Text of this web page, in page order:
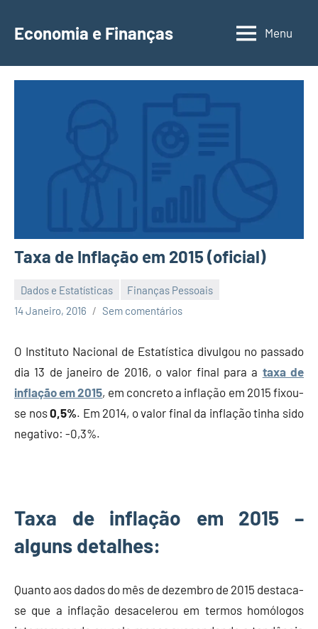
para
conteúdo
Economia e Finanças
Depósitos
Menu
Taxa de Inflação em 2015 (oficial)
Dados e Estatísticas
Finanças Pessoais
14 Janeiro, 2016
Economia
Finanças
Sem comentários
O Instituto Nacional de Estatística divulgou no passado
dia 13 de janeiro de 2016, o valor final para a taxa de
inflação em 2015, em concreto a inflação em 2015 fixou-
se nos0,5%. Em 2014, o valor final da inflação tinha sido
negativo: -0,3%.
Taxa de inflação em 2015 –
alguns detalhes:
Quanto aos dados do mês de dezembro de 2015 destaca-
se que a inflação desacelerou em termos homólogos